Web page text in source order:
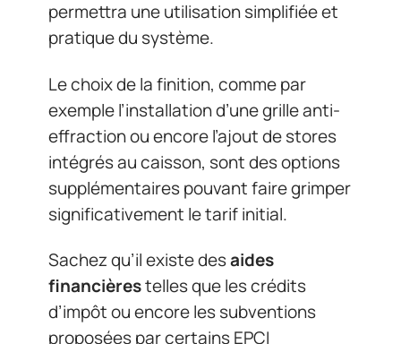
permettra une utilisation simplifiée et
pratique du système.
Le choix de la finition, comme par
exemple l’installation d’une grille anti-
effraction ou encore l’ajout de stores
intégrés au caisson, sont des options
supplémentaires pouvant faire grimper
significativement le tarif initial.
Sachez qu’il existe desaides
financièrestelles que les crédits
d’impôt ou encore les subventions
proposées par certains EPCI